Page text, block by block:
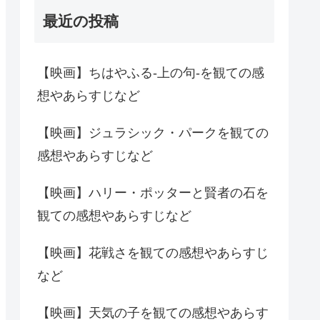
最近の投稿
【映画】ちはやふる-上の句-を観ての感
想やあらすじなど
【映画】ジュラシック・パークを観ての
感想やあらすじなど
【映画】ハリー・ポッターと賢者の石を
観ての感想やあらすじなど
【映画】花戦さを観ての感想やあらすじ
など
【映画】天気の子を観ての感想やあらす